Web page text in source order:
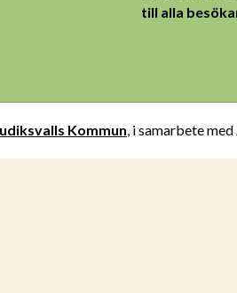
till alla
Kommun, i samarbete